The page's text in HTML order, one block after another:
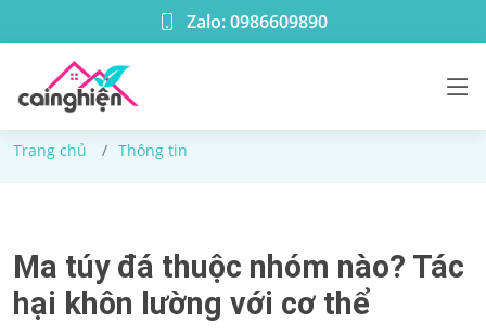
Zalo: 0986609890
Thông tin
Trang chủ Thông tin
Ma túy đá thuộc nhóm nào? Tác
hại khôn lường với cơ thể